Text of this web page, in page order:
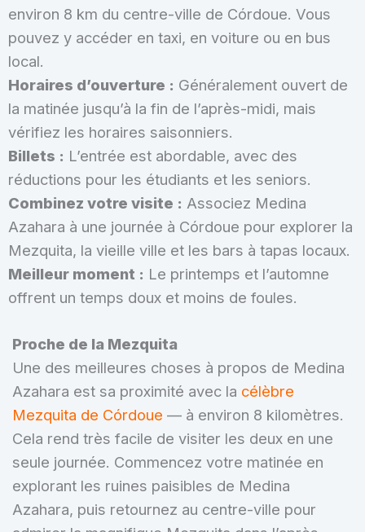
environ 8 km du centre-ville de Córdoue. Vous
pouvez y accéder en taxi, en voiture ou en bus
local.
Horaires d’ouverture : Généralement ouvert de
la matinée jusqu’à la fin de l’après-midi, mais
vérifiez les horaires saisonniers.
Billets : L’entrée est abordable, avec des
réductions pour les étudiants et les seniors.
Combinez votre visite : Associez Medina
Azahara à une journée à Córdoue pour explorer la
Mezquita, la vieille ville et les bars à tapas locaux.
Meilleur moment : Le printemps et l’automne
offrent un temps doux et moins de foules.
Proche de la Mezquita
Une des meilleures choses à propos de Medina
Azahara est sa proximité avec la célèbre
Mezquita de Córdoue — à environ 8 kilomètres.
Cela rend très facile de visiter les deux en une
seule journée. Commencez votre matinée en
explorant les ruines paisibles de Medina
Azahara, puis retournez au centre-ville pour